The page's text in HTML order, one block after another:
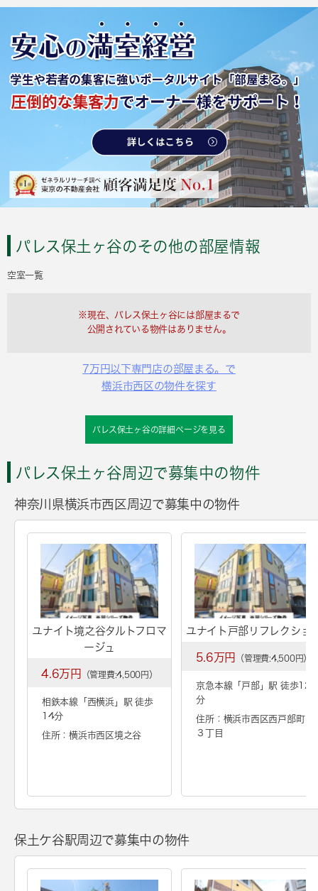
パレス保土ヶ谷のその他の部屋情報
空室一覧
※現在、パレス保土ヶ谷には部屋まるで
公開されている物件はありません。
7万円以下専門店の部屋まる。で
横浜市西区の物件を探す
パレス保土ヶ谷の詳細ページを見る
パレス保土ヶ谷周辺で募集中の物件
神奈川県横浜市西区周辺で募集中の物件
ユナイト境之谷タルトフロマ
ージュ
4.6万円 （管理費:4,500円）
相鉄本線「 西横浜」駅 徒歩
14分
住所：横浜市西区境之谷
ユナイト戸部リフレクショ
5.6万円 （管理費:4,500円）
京急本線「 戸部」駅 徒歩12
分
住所：横浜市西区西戸部町
３丁目
保土ケ谷駅周辺で募集中の物件